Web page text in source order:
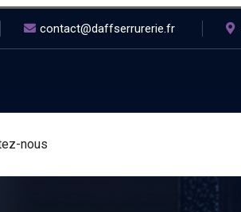
contact@daffserrurerie.fr
nous